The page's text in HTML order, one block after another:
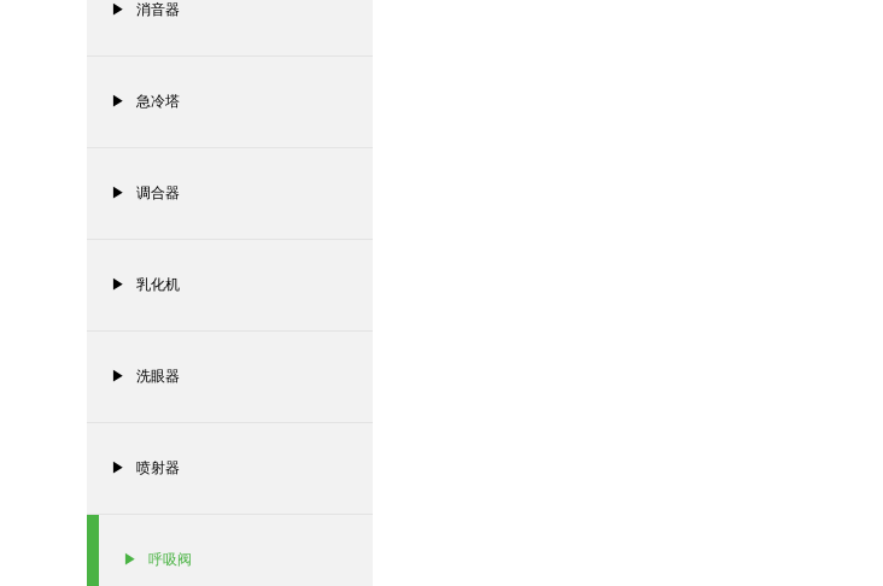
▶ 消音器
▶ 急冷塔
▶ 调合器
▶ 乳化机
▶ 洗眼器
▶ 喷射器
▶ 呼吸阀